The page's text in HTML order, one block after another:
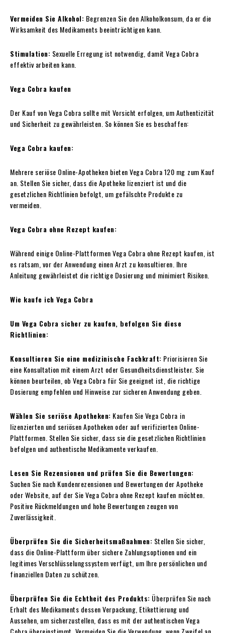
Vermeiden Sie Alkohol: Begrenzen Sie den Alkoholkonsum, da er die
Wirksamkeit des Medikaments beeinträchtigen kann.
Stimulation: Sexuelle Erregung ist notwendig, damit Vega Cobra
effektiv arbeiten kann.
Vega Cobra kaufen
Der Kauf von Vega Cobra sollte mit Vorsicht erfolgen, um Authentizität
und Sicherheit zu gewährleisten. So können Sie es beschaffen:
Vega Cobra kaufen:
Mehrere seriöse Online-Apotheken bieten Vega Cobra 120 mg zum Kauf
an. Stellen Sie sicher, dass die Apotheke lizenziert ist und die
gesetzlichen Richtlinien befolgt, um gefälschte Produkte zu
vermeiden.
Vega Cobra ohne Rezept kaufen:
Während einige Online-Plattformen Vega Cobra ohne Rezept kaufen, ist
es ratsam, vor der Anwendung einen Arzt zu konsultieren. Ihre
Anleitung gewährleistet die richtige Dosierung und minimiert Risiken.
Wie kaufe ich Vega Cobra
Um Vega Cobra sicher zu kaufen, befolgen Sie diese
Richtlinien:
Konsultieren Sie eine medizinische Fachkraft: Priorisieren Sie
eine Konsultation mit einem Arzt oder Gesundheitsdienstleister. Sie
können beurteilen, ob Vega Cobra für Sie geeignet ist, die richtige
Dosierung empfehlen und Hinweise zur sicheren Anwendung geben.
Wählen Sie seriöse Apotheken: Kaufen Sie Vega Cobra in
lizenzierten und seriösen Apotheken oder auf verifizierten Online-
Plattformen. Stellen Sie sicher, dass sie die gesetzlichen Richtlinien
befolgen und authentische Medikamente verkaufen.
Lesen Sie Rezensionen und prüfen Sie die Bewertungen:
Suchen Sie nach Kundenrezensionen und Bewertungen der Apotheke
oder Website, auf der Sie Vega Cobra ohne Rezept kaufen möchten.
Positive Rückmeldungen und hohe Bewertungen zeugen von
Zuverlässigkeit.
Überprüfen Sie die Sicherheitsmaßnahmen: Stellen Sie sicher,
dass die Online-Plattform über sichere Zahlungsoptionen und ein
legitimes Verschlüsselungssystem verfügt, um Ihre persönlichen und
finanziellen Daten zu schützen.
Überprüfen Sie die Echtheit des Produkts: Überprüfen Sie nach
Erhalt des Medikaments dessen Verpackung, Etikettierung und
Aussehen, um sicherzustellen, dass es mit der authentischen Vega